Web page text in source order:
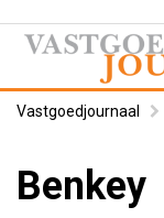
Vastgoedjournaal
Benkey